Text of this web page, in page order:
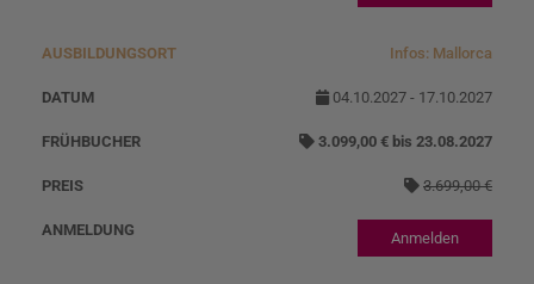
Infos: Mallorca
04.10.2027 - 17.10.2027
3.099,00 € bis 23.08.2027
3.699,00 €
Anmelden